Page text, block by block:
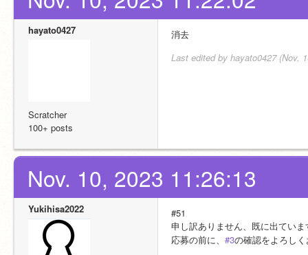
hayato0427
Scratcher
100+ posts
消去
Last edited by hayato0427 (Nov.
Nov. 10, 2023 11:26:13
Yukihisa2022
#51
申し訳ありません、既に出ていま
応募の前に、 #3の確認をよろし